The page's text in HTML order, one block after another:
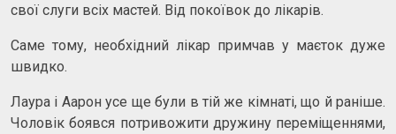
свої слуги всіх мастей. Від покоївок до лікарів.
Саме тому, необхідний лікар примчав у маєток дуже
швидко.
Лаура і Аарон усе ще були в тій же кімнаті, що й раніше.
Чоловік боявся потривожити дружину переміщеннями,